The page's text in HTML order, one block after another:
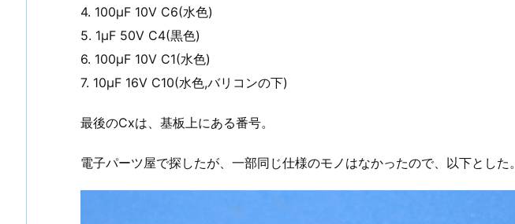
4. 100μF 10V C6(水色)
5. 1μF 50V C4(黒色)
6. 100μF 10V C1(水色)
7. 10μF 16V C10(水色,バリコンの下)
最後のCxは、基板上にある番号。
電子パーツ屋で探したが、一部同じ仕様のモノはなかったので、以下とした。